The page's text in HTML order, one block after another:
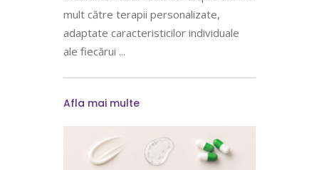
mult către terapii personalizate,
adaptate caracteristicilor individuale
ale fiecărui
Afla mai multe